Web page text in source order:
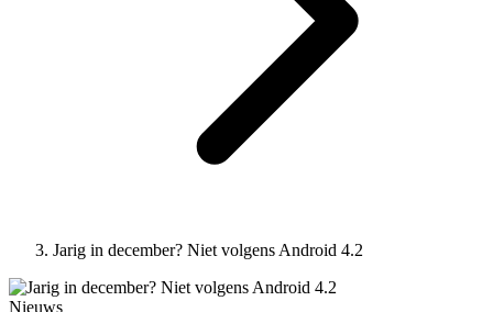
Jarig in december? Niet volgens Android 4.2
Nieuws